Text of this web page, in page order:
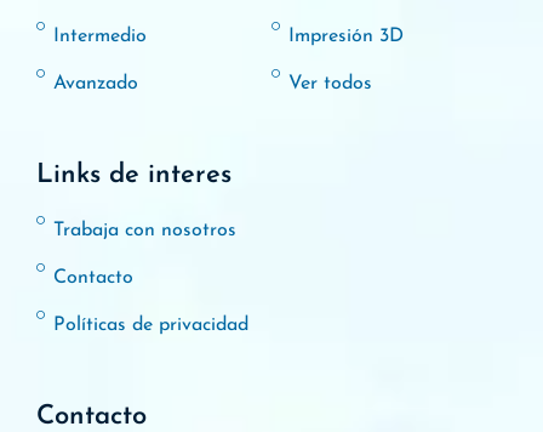
Intermedio
Avanzado
Impresión 3D
Ver todos
Links de interes
Trabaja con nosotros
Contacto
Políticas de privacidad
Contacto